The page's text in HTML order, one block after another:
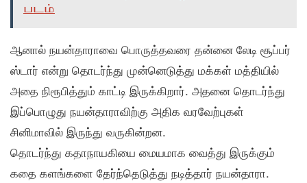
படம்
ஆனால் நயன்தாராவை பொருத்தவரை தன்னை லேடி சூப்பர்
ஸ்டார் என்று தொடர்ந்து முன்னெடுத்து மக்கள் மத்தியில்
அதை நிரூபித்தும் காட்டி இருக்கிறார். அதனை தொடர்ந்து
இப்பொழுது நயன்தாராவிற்கு அதிக வரவேற்புகள்
சினிமாவில் இருந்து வருகின்றன.
தொடர்ந்து கதாநாயகியை மையமாக வைத்து இருக்கும்
கதை களங்களை தேர்ந்தெடுத்து நடித்தார் நயன்தாரா.